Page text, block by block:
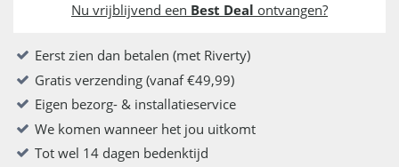
Nu vrijblijvend een Best Deal ontvangen?
Eerst zien dan betalen (met Riverty)
Gratis verzending (vanaf €49,99)
Eigen bezorg- & installatieservice
We komen wanneer het jou uitkomt
Tot wel 14 dagen bedenktijd